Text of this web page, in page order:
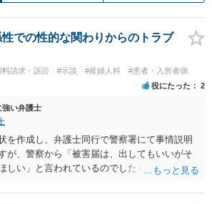
での性的な関わりからのトラブ
料請求・訴訟 #示談 #産婦人科 #患者・入所者側
役にたった 2
強い弁護士
を作成し、弁護士同行で警察署にて事情説明
が、警察から「被害届は、出してもいいがそ
しい」と言われているのでしたら、あまり結
かもしれないですが、実際に捜査をするの